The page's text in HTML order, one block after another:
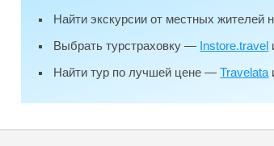
Найти экскурсии от местных
Выбрать турстраховку — Instore.travel
Найти тур по лучшей цене —Travelata